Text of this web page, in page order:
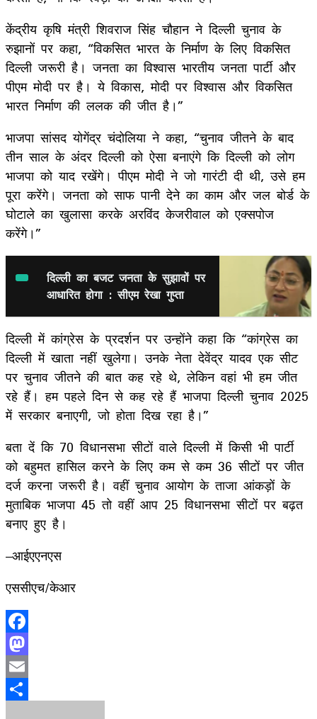
केंद्रीय कृषि मंत्री शिवराज सिंह चौहान ने दिल्ली चुनाव के
रुझानों पर कहा, “विकसित भारत के निर्माण के लिए विकसित
दिल्ली जरूरी है। जनता का विश्वास भारतीय जनता पार्टी और
पीएम मोदी पर है। ये विकास, मोदी पर विश्वास और विकसित
भारत निर्माण की ललक की जीत है।”
भाजपा सांसद योगेंद्र चंदोलिया ने कहा, “चुनाव जीतने के बाद
तीन साल के अंदर दिल्ली को ऐसा बनाएंगे कि दिल्ली को लोग
भाजपा को याद रखेंगे। पीएम मोदी ने जो गारंटी दी थी, उसे हम
पूरा करेंगे। जनता को साफ पानी देने का काम और जल बोर्ड के
घोटाले का खुलासा करके अरविंद केजरीवाल को एक्सपोज
करेंगे।”
दिल्ली का बजट जनता के सुझावों पर
आधारित होगा : सीएम रेखा गुप्ता
दिल्ली में कांग्रेस के प्रदर्शन पर उन्होंने कहा कि “कांग्रेस का
दिल्ली में खाता नहीं खुलेगा। उनके नेता देवेंद्र यादव एक सीट
पर चुनाव जीतने की बात कह रहे थे, लेकिन वहां भी हम जीत
रहे हैं। हम पहले दिन से कह रहे हैं भाजपा दिल्ली चुनाव 2025
में सरकार बनाएगी, जो होता दिख रहा है।”
बता दें कि 70 विधानसभा सीटों वाले दिल्ली में किसी भी पार्टी
को बहुमत हासिल करने के लिए कम से कम 36 सीटों पर जीत
दर्ज करना जरूरी है। वहीं चुनाव आयोग के ताजा आंकड़ों के
मुताबिक भाजपा 45 तो वहीं आप 25 विधानसभा सीटों पर बढ़त
बनाए हुए है।
–आईएएनएस
एससीएच/केआर
Facebook
Mastodon
Email